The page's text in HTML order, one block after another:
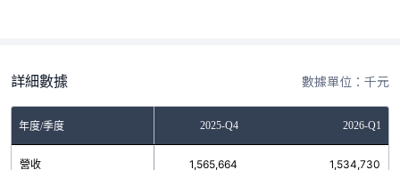
詳細數據 數據單位：千元
年度/季度2025-Q3 2025-Q4 2026-Q1
營收 1,565,664 1,534,730